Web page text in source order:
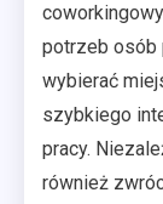
potrzeb osób
wybierać
szybkiego
pracy.
również